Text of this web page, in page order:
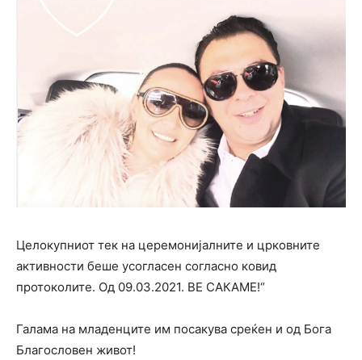
Целокупниот тек на церемонијалните и црковните
активности беше усогласен согласно ковид
протоколите. Од 09.03.2021. ВЕ САКАМЕ!“
Галама на младенците им посакува среќен и од Бога
Благословен живот!